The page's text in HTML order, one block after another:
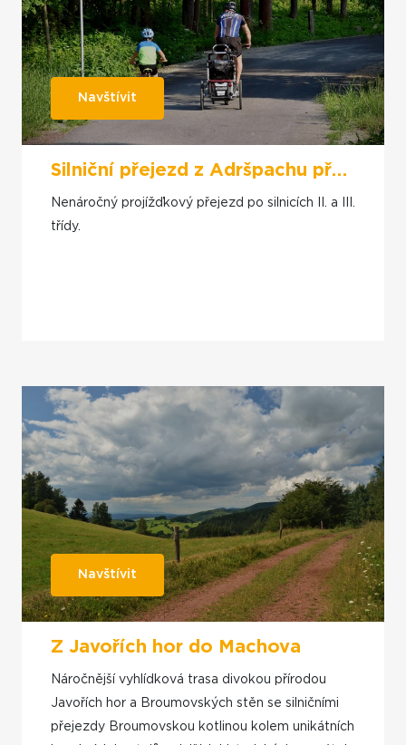
Navštívit
Silniční přejezd z Adršpachu přes Mieroszów do Broumova
Nenáročný projížďkový přejezd po silnicích II. a III.
třídy.
Navštívit
Z Javořích hor do Machova
Náročnější vyhlídková trasa divokou přírodou
Javořích hor a Broumovských stěn se silničními
přejezdy Broumovskou kotlinou kolem unikátních